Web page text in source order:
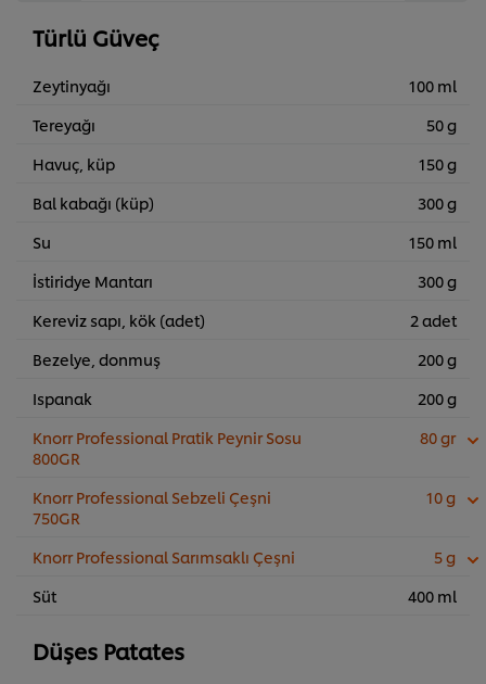
Türlü Güveç
Zeytinyağı
100 ml
Tereyağı
50 g
Havuç, küp
150 g
Bal kabağı (küp)
300 g
Su
150 ml
İstiridye Mantarı
300 g
Kereviz sapı, kök (adet)
2 adet
Bezelye, donmuş
200 g
Ispanak
200 g
Knorr Professional Pratik Peynir Sosu
800GR
80 gr
Knorr Professional Sebzeli Çeşni
750GR
10 g
Knorr Professional Sarımsaklı Çeşni
5 g
Süt
400 ml
Düşes Patates